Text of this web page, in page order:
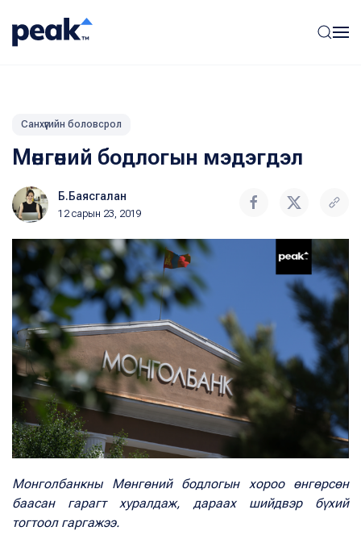
Санхүүгийн боловсрол
Мөнгөний бодлогын мэдэгдэл
Б.Баясгалан
12 сарын 23, 2019
Монголбанкны Мөнгөний бодлогын хороо өнгөрсөн
баасан гарагт хуралдаж, дараах шийдвэр бүхий
тогтоол гаргажээ.